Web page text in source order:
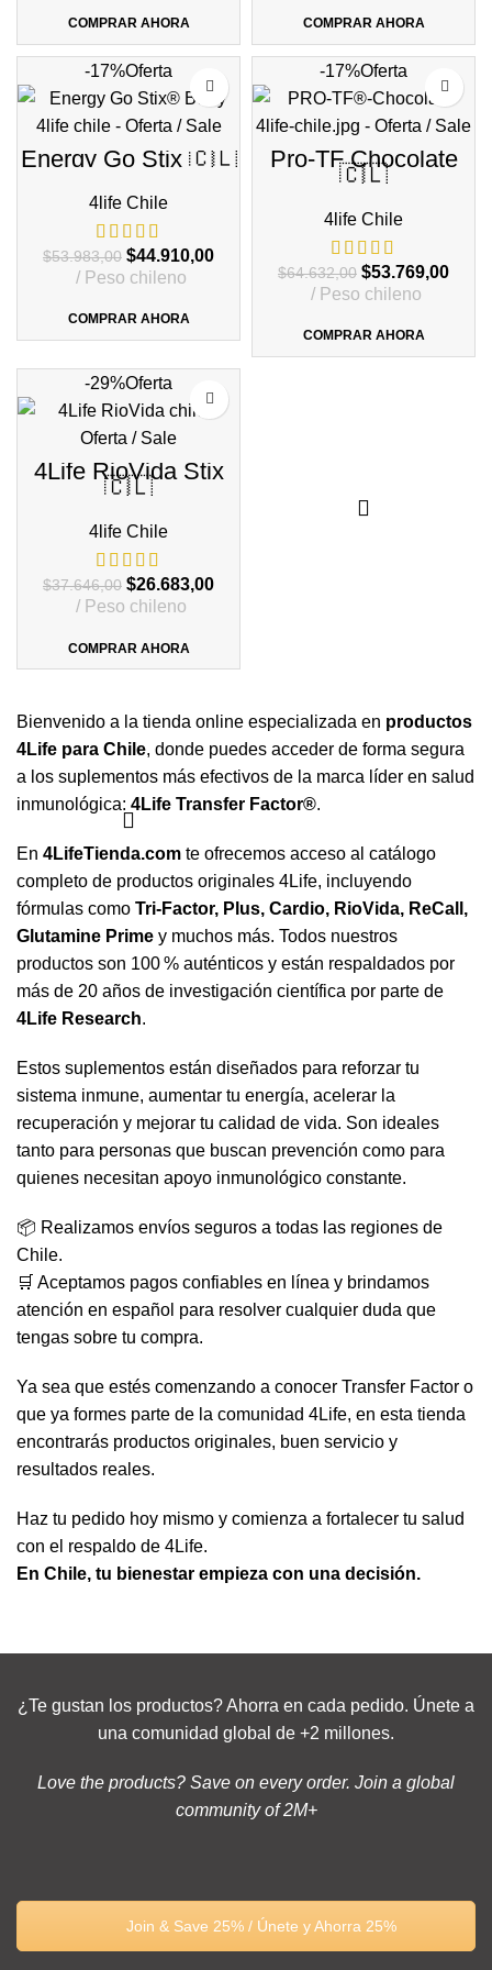
era:
$37.766,00.$31.419,00.
COMPRAR AHORA
era:
$47.686,00.
COMPRAR AHORA
-17%Oferta
Energy Go Stix 🇨🇱
4life Chile
$53.983,00 El
precio
era:
$53.983,00.
$44.910,00El
$44.910,00.
Peso chileno
COMPRAR AHORA
-17%Oferta
Pro-TF Chocolate
🇨🇱
4life Chile
$64.632,00 El
precio
era:
$64.632,00.
$53.769,00El
Peso chileno
COMPRAR AHORA
-29%Oferta
4Life RioVida Stix
🇨🇱
4life Chile
$37.646,00 El
precio
era:
$37.646,00.
$26.683,00El
$26.683,00.
Peso chileno
COMPRAR AHORA
Bienvenido a la tienda online especializada en productos
4Life para Chile, donde puedes acceder de forma segura
a los suplementos más efectivos de la marca líder en salud
inmunológica: 4Life Transfer Factor®.
En 4LifeTienda.com te ofrecemos acceso al catálogo
completo de productos originales 4Life, incluyendo
fórmulas como Tri-Factor, Plus, Cardio, RioVida, ReCall,
Glutamine Prime y muchos más. Todos nuestros
productos son 100 % auténticos y están respaldados por
más de 20 años de investigación científica por parte de
4Life Research.
Estos suplementos están diseñados para reforzar tu
sistema inmune, aumentar tu energía, acelerar la
recuperación y mejorar tu calidad de vida. Son ideales
tanto para personas que buscan prevención como para
quienes necesitan apoyo inmunológico constante.
📦 Realizamos envíos seguros a todas las regiones de
Chile.
🛒 Aceptamos pagos confiables en línea y brindamos
atención en español para resolver cualquier duda que
tengas sobre tu compra.
Ya sea que estés comenzando a conocer Transfer Factor o
que ya formes parte de la comunidad 4Life, en esta tienda
encontrarás productos originales, buen servicio y
resultados reales.
Haz tu pedido hoy mismo y comienza a fortalecer tu salud
con el respaldo de 4Life.
En Chile, tu bienestar empieza con una decisión.
¿Te gustan los productos? Ahorra en cada pedido. Únete a
una comunidad global de +2 millones.
Love the products? Save on every order. Join a global
community of 2M+
Join & Save 25% / Únete y Ahorra 25%